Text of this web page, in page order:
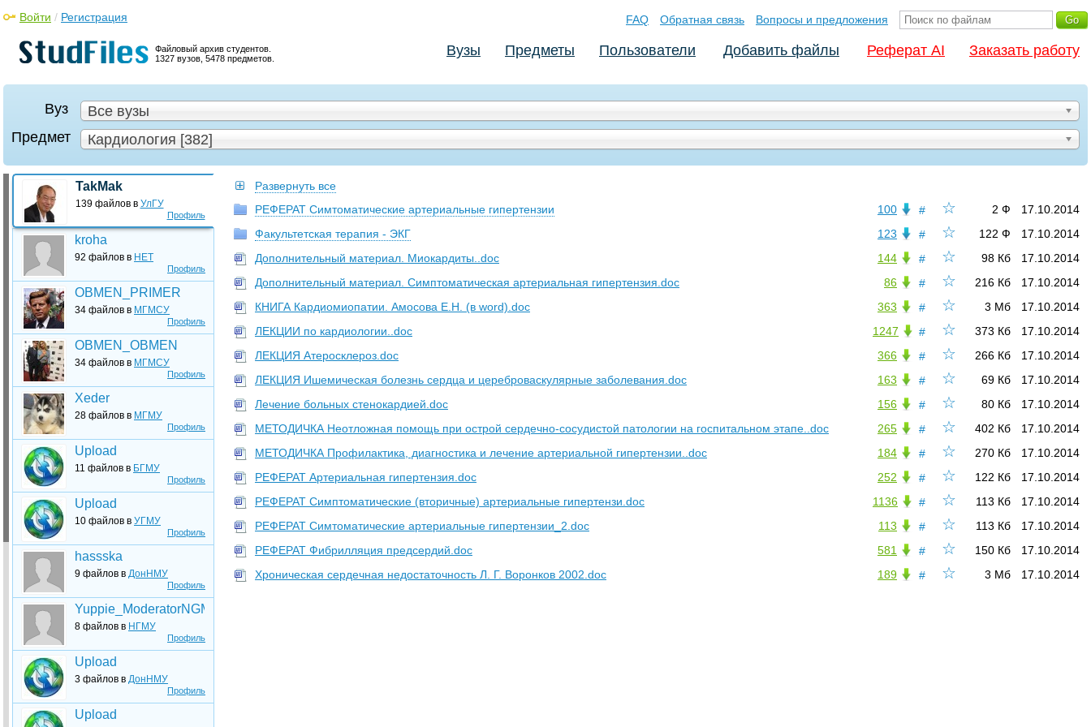
Файловый архив студентов.
1327 вузов, 5478 предметов.
Войти / Регистрация FAQ Обратная связь Вопросы и предложения
Вузы Предметы Пользователи Добавить файлы Реферат AI Заказать работу
Вуз
Все вузы
Предмет
Кардиология [382]
Профиль
TakMak
139 файлов в УлГУ
Профиль
kroha
92 файлов в НЕТ
Профиль
OBMEN_PRIMER
34 файлов в МГМСУ
Профиль
OBMEN_OBMEN
34 файлов в МГМСУ
Профиль
Xeder
28 файлов в МГМУ
Профиль
Upload
11 файлов в БГМУ
Профиль
Upload
10 файлов в УГМУ
Профиль
hassska
9 файлов в ДонНМУ
Профиль
Yuppie_ModeratorNGMU
8 файлов в НГМУ
Профиль
Upload
3 файлов в ДонНМУ
Upload
Развернуть все
☆
# 17.10.2014
2 Ф
100
РЕФЕРАТ Симтоматические артериальные гипертензии
☆
# 17.10.2014
122 Ф
123
Факультетская терапия - ЭКГ
☆
# 17.10.2014
98 Кб
144
Дополнительный материал. Миокардиты..doc
☆
# 17.10.2014
216 Кб
86
Дополнительный материал. Симптоматическая артериальная гипертензия.doc
☆
# 17.10.2014
3 Мб
363
КНИГА Кардиомиопатии. Амосова Е.Н. (в word).doc
☆
# 17.10.2014
373 Кб
1247
ЛЕКЦИИ по кардиологии..doc
☆
# 17.10.2014
266 Кб
366
ЛЕКЦИЯ Атеросклероз.doc
☆
# 17.10.2014
69 Кб
163
ЛЕКЦИЯ Ишемическая болезнь сердца и цереброваскулярные заболевания.doc
☆
# 17.10.2014
80 Кб
156
Лечение больных стенокардией.doc
☆
# 17.10.2014
402 Кб
265
МЕТОДИЧКА Неотложная помощь при острой сердечно-сосудистой патологии на госпитальном этапе..doc
☆
# 17.10.2014
270 Кб
184
МЕТОДИЧКА Профилактика, диагностика и лечение артериальной гипертензии..doc
☆
# 17.10.2014
122 Кб
252
РЕФЕРАТ Артериальная гипертензия.doc
☆
# 17.10.2014
113 Кб
1136
РЕФЕРАТ Симптоматические (вторичные) артериальные гипертензи.doc
☆
# 17.10.2014
113 Кб
113
РЕФЕРАТ Симтоматические артериальные гипертензии_2.doc
☆
# 17.10.2014
150 Кб
581
РЕФЕРАТ Фибрилляция предсердий.doc
☆
# 17.10.2014
3 Мб
189
Хроническая сердечная недостаточность Л. Г. Воронков 2002.doc